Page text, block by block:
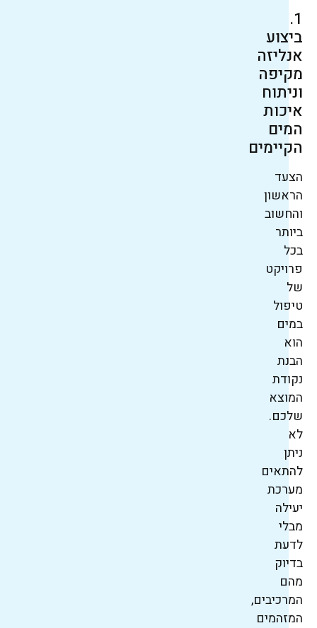
1.
ביצוע
אנליזה
מקיפה
וניתוח
איכות
המים
הקיימים
הצעד
הראשון
והחשוב
ביותר
בכל
פרויקט
של
טיפול
במים
הוא
הבנת
נקודת
המוצא
שלכם.
לא
ניתן
להתאים
מערכת
יעילה
מבלי
לדעת
בדיוק
מהם
המרכיבים,
המזהמים